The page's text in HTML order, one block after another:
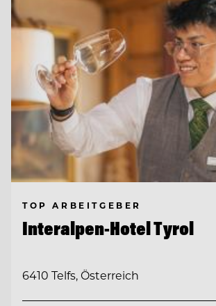
TOP ARBEITGEBER
Interalpen-Hotel Tyrol
6410 Telfs, Österreich